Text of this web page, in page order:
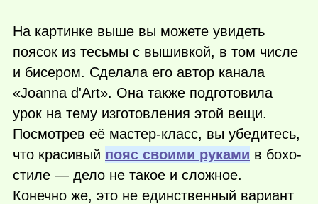
На картинке выше вы можете увидеть
поясок из тесьмы с вышивкой, в том числе
и бисером. Сделала его автор канала
«Joanna d'Art». Она также подготовила
урок на тему изготовления этой вещи.
Посмотрев её мастер-класс, вы убедитесь,
что красивый пояс своими руками в бохо-
стиле — дело не такое и сложное.
Конечно же, это не единственный вариант